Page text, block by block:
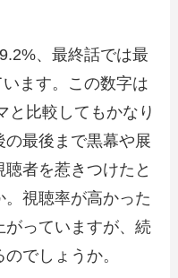
、最終話では最
ます。この数字は
と比較してもかなり
最後まで黒幕や展
者を惹きつけたと
視聴率が高かった
っていますが、続
でしょうか。